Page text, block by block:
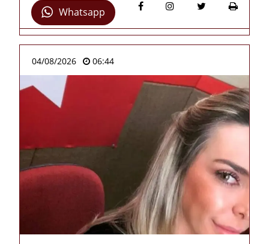
Whatsapp
04/08/2026 06:44